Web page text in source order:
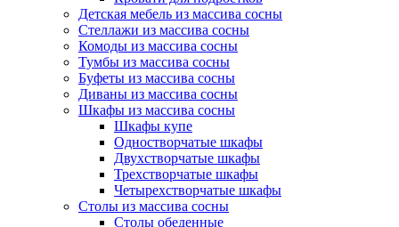
Детская мебель из массива сосны
Стеллажи из массива сосны
Комоды из массива сосны
Тумбы из массива сосны
Буфеты из массива сосны
Диваны из массива сосны
Шкафы из массива сосны
Шкафы купе
Одностворчатые шкафы
Двухстворчатые шкафы
Трехстворчатые шкафы
Четырехстворчатые шкафы
Столы из массива сосны
Столы обеденные